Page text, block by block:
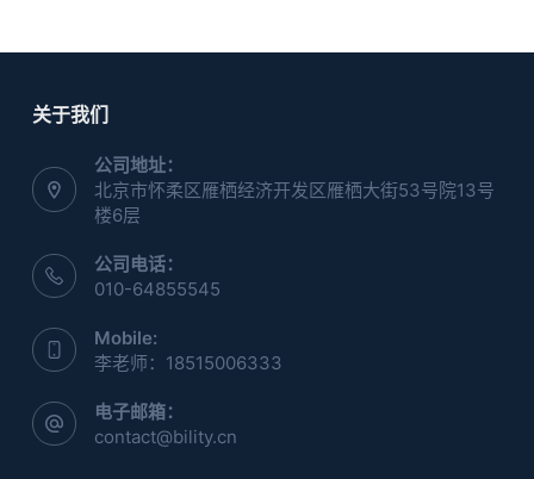
关于我们
公司地址：
北京市怀柔区雁栖经济开发区雁栖大街53号院13号
楼6层
公司电话：
010-64855545
Mobile:
李老师：18515006333
电子邮箱：
contact@bility.cn